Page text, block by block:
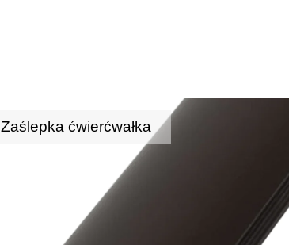
Zaślepka ćwierćwałka